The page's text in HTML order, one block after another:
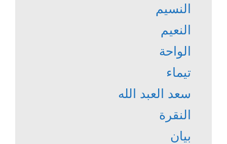
النسيم
النعيم
الواحة
تيماء
سعد العبد الله
النقرة
بيان